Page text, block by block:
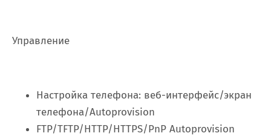
Управление
Настройка телефона: веб-интерфейс/экран
телефона/Autoprovision
FTP/TFTP/HTTP/HTTPS/PnP Autoprovision